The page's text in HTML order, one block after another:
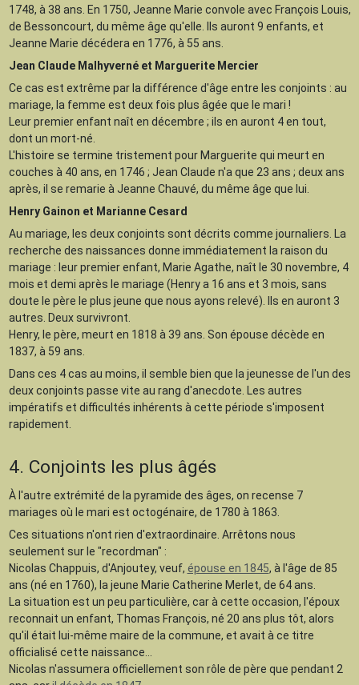
1748, à 38 ans. En 1750, Jeanne Marie convole avec François Louis,
de Bessoncourt, du même âge qu'elle. Ils auront 9 enfants, et
Jeanne Marie décédera en 1776, à 55 ans.
Jean Claude Malhyverné et Marguerite Mercier
Ce cas est extrême par la différence d'âge entre les conjoints : au
mariage, la femme est deux fois plus âgée que le mari !
Leur premier enfant naît en décembre ; ils en auront 4 en tout,
dont un mort-né.
L'histoire se termine tristement pour Marguerite qui meurt en
couches à 40 ans, en 1746 ; Jean Claude n'a que 23 ans ; deux ans
après, il se remarie à Jeanne Chauvé, du même âge que lui.
Henry Gainon et Marianne Cesard
Au mariage, les deux conjoints sont décrits comme journaliers. La
recherche des naissances donne immédiatement la raison du
mariage : leur premier enfant, Marie Agathe, naît le 30 novembre, 4
mois et demi après le mariage (Henry a 16 ans et 3 mois, sans
doute le père le plus jeune que nous ayons relevé). Ils en auront 3
autres. Deux survivront.
Henry, le père, meurt en 1818 à 39 ans. Son épouse décède en
1837, à 59 ans.
Dans ces 4 cas au moins, il semble bien que la jeunesse de l'un des
deux conjoints passe vite au rang d'anecdote. Les autres
impératifs et difficultés inhérents à cette période s'imposent
rapidement.
4. Conjoints les plus âgés
À l'autre extrémité de la pyramide des âges, on recense 7
mariages où le mari est octogénaire, de 1780 à 1863.
Ces situations n'ont rien d'extraordinaire. Arrêtons nous
seulement sur le "recordman" :
Nicolas Chappuis, d'Anjoutey, veuf, épouse en 1845, à l'âge de 85
ans (né en 1760), la jeune Marie Catherine Merlet, de 64 ans.
La situation est un peu particulière, car à cette occasion, l'époux
reconnait un enfant, Thomas François, né 20 ans plus tôt, alors
qu'il était lui-même maire de la commune, et avait à ce titre
officialisé cette naissance...
Nicolas n'assumera officiellement son rôle de père que pendant 2